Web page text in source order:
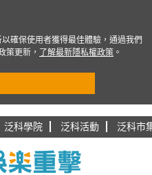
泛科學院 泛科活動 泛科市
確保使用者獲得最佳體驗，通過我們
策更新，
了解最新隱私權政策 。